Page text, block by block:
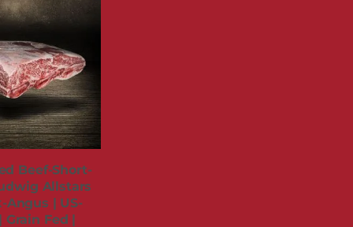
Beef-Short-
Allstars
Angus | US-
Grain Fed |